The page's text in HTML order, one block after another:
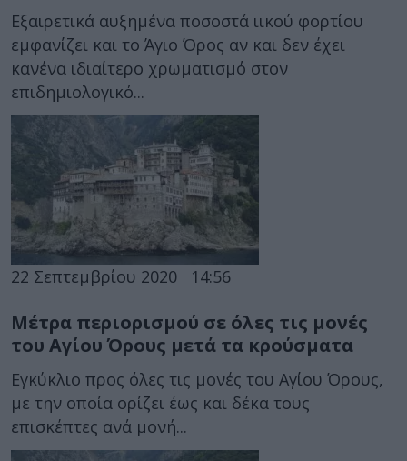
Εξαιρετικά αυξημένα ποσοστά ιικού φορτίου
εμφανίζει και το Άγιο Όρος αν και δεν έχει
κανένα ιδιαίτερο χρωματισμό στον
επιδημιολογικό...
22 Σεπτεμβρίου 2020 14:56
Μέτρα περιορισμού σε όλες τις μονές
του Αγίου Όρους μετά τα κρούσματα
Εγκύκλιο προς όλες τις μονές του Αγίου Όρους,
με την οποία ορίζει έως και δέκα τους
επισκέπτες ανά μονή...